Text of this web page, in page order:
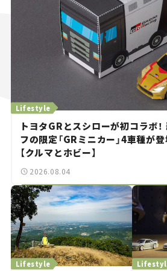
トヨタGRとスシローが初コラボ
フの限定「GRミニカー」4車種が
【クルマとホビー】
Lifestyle
2026.08.04
Lifestyle